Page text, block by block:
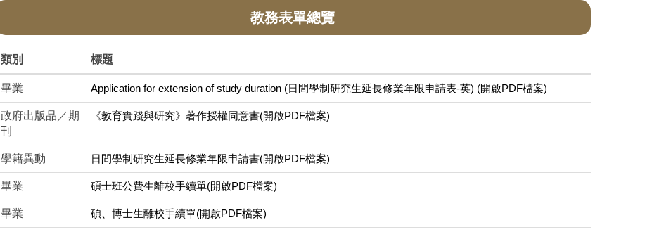
教務表單總覽
類別 標題
畢業 Application for extension of study duration (日間學制研究生延長修業年限申請表-英) (開啟PDF檔案)
政府出版品／期
刊
《教育實踐與研究》著作授權同意書(開啟PDF檔案)
學籍異動 日間學制研究生延長修業年限申請書(開啟PDF檔案)
畢業 碩士班公費生離校手續單(開啟PDF檔案)
畢業 碩、博士生離校手續單(開啟PDF檔案)